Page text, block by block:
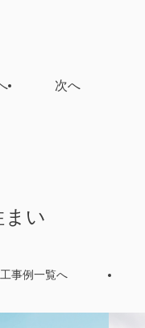
次へ
い
事例一覧へ